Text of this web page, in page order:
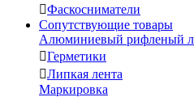
Фаскосниматели
Сопутствующие товары
Алюминиевый рифленый
Герметики
Липкая лента
Маркировка